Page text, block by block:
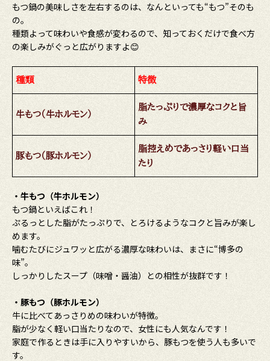
もつ鍋の美味しさを左右するのは、なんといっても“もつ”そのも
の。
種類よって味わいや食感が変わるので、知っておくだけで食べ方
の楽しみがぐっと広がりますよ😊
種類 特徴
牛もつ（牛ホルモン）
脂たっぷりで濃厚なコクと旨
み
豚もつ（豚ホルモン）
脂控えめであっさり軽い口当
たり
・牛もつ（牛ホルモン）
もつ鍋といえばこれ！
ぷるっとした脂がたっぷりで、とろけるようなコクと旨みが楽し
めます。
噛むたびにジュワッと広がる濃厚な味わいは、まさに“博多の
味”。
しっかりしたスープ（味噌・醤油）との相性が抜群です！
・豚もつ（豚ホルモン）
牛に比べてあっさりめの味わいが特徴。
脂が少なく軽い口当たりなので、女性にも人気なんです！
家庭で作るときは手に入りやすいから、豚もつを使う人も多いで
す。